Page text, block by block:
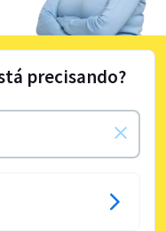
precisando?